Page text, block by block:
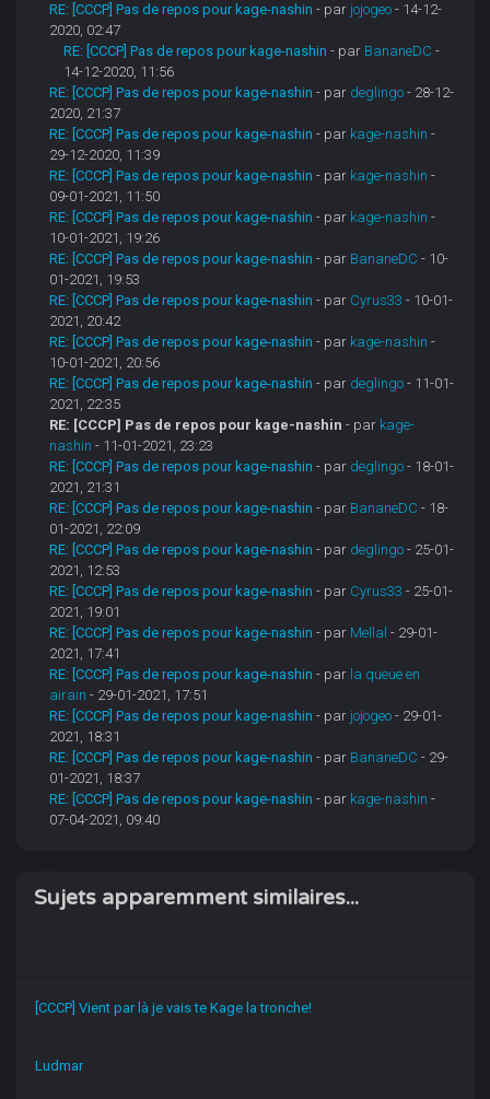
RE: [CCCP] Pas de repos pour kage-nashin - par jojogeo - 14-12-
2020, 02:47
RE: [CCCP] Pas de repos pour kage-nashin - par BananeDC -
14-12-2020, 11:56
RE: [CCCP] Pas de repos pour kage-nashin - par deglingo - 28-12-
2020, 21:37
RE: [CCCP] Pas de repos pour kage-nashin - par kage-nashin -
29-12-2020, 11:39
RE: [CCCP] Pas de repos pour kage-nashin - par kage-nashin -
09-01-2021, 11:50
RE: [CCCP] Pas de repos pour kage-nashin - par kage-nashin -
10-01-2021, 19:26
RE: [CCCP] Pas de repos pour kage-nashin - par BananeDC - 10-
01-2021, 19:53
RE: [CCCP] Pas de repos pour kage-nashin - par Cyrus33 - 10-01-
2021, 20:42
RE: [CCCP] Pas de repos pour kage-nashin - par kage-nashin -
10-01-2021, 20:56
RE: [CCCP] Pas de repos pour kage-nashin - par deglingo - 11-01-
2021, 22:35
RE: [CCCP] Pas de repos pour kage-nashin - par kage-
nashin - 11-01-2021, 23:23
RE: [CCCP] Pas de repos pour kage-nashin - par deglingo - 18-01-
2021, 21:31
RE: [CCCP] Pas de repos pour kage-nashin - par BananeDC - 18-
01-2021, 22:09
RE: [CCCP] Pas de repos pour kage-nashin - par deglingo - 25-01-
2021, 12:53
RE: [CCCP] Pas de repos pour kage-nashin - par Cyrus33 - 25-01-
2021, 19:01
RE: [CCCP] Pas de repos pour kage-nashin - par Mellal - 29-01-
2021, 17:41
RE: [CCCP] Pas de repos pour kage-nashin - par la queue en
airain - 29-01-2021, 17:51
RE: [CCCP] Pas de repos pour kage-nashin - par jojogeo - 29-01-
2021, 18:31
RE: [CCCP] Pas de repos pour kage-nashin - par BananeDC - 29-
01-2021, 18:37
RE: [CCCP] Pas de repos pour kage-nashin - par kage-nashin -
07-04-2021, 09:40
Sujets apparemment similaires...
[CCCP] Vient par là je vais te Kage la tronche!
Ludmar